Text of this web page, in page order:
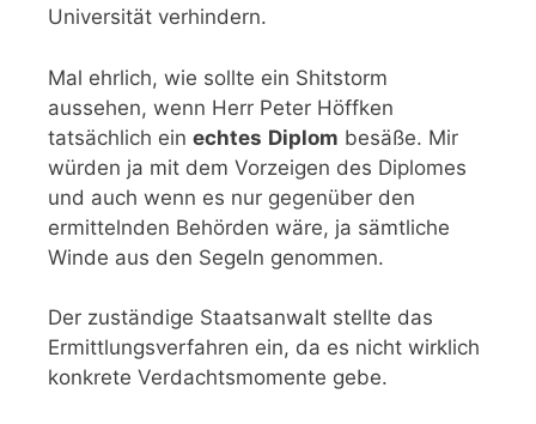
Universität verhindern.
Mal ehrlich, wie sollte ein Shitstorm
aussehen, wenn Herr Peter Höffken
tatsächlich ein echtes Diplom besäße. Mir
würden ja mit dem Vorzeigen des Diplomes
und auch wenn es nur gegenüber den
ermittelnden Behörden wäre, ja sämtliche
Winde aus den Segeln genommen.
Der zuständige Staatsanwalt stellte das
Ermittlungsverfahren ein, da es nicht wirklich
konkrete Verdachtsmomente gebe.